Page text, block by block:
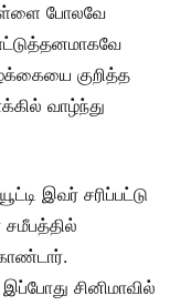
போலவே
குறித்த
வாழ்ந்து
இவர் சரிப்பட்டு
சமீபத்தில்
சினிமாவில்